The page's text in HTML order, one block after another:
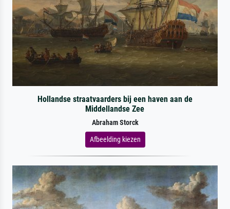
Hollandse straatvaarders bij een haven aan de
Middellandse Zee
Abraham Storck
Afbeelding kiezen